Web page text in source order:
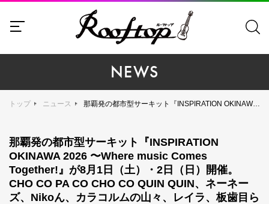
NEWS
トップ ニュース 那覇発の都市型サーキット『INSPIRATION OKINAWA 2026 〜Where music Comes Together!』が8月1日（土）・2日（日）開催。CHO CO PA CO CHO CO QUIN QUIN、ネーネーズ、Nikoん、カラコルムの山々、レイラ、板⻭目らが出演
那覇発の都市型サーキット『INSPIRATION
OKINAWA 2026 〜Where music Comes
Together!』が8月1日（土）・2日（日）開催。
CHO CO PA CO CHO CO QUIN QUIN、ネーネー
ズ、Nikoん、カラコルムの山々、レイラ、板⻭目ら